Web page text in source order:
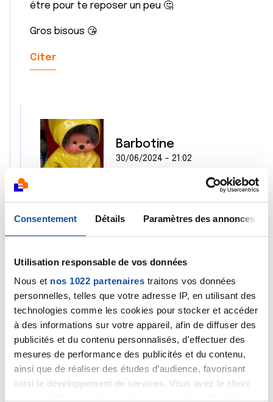
Consentement Détails Paramètres des annonces
Utilisation responsable de vos données
Nous et nos 1022 partenaires traitons vos données
personnelles, telles que votre adresse IP, en utilisant des
technologies comme les cookies pour stocker et accéder
à des informations sur votre appareil, afin de diffuser des
publicités et du contenu personnalisés, d'effectuer des
mesures de performance des publicités et du contenu,
ainsi que de réaliser des études d’audience, favorisant
ainsi le développement de services. Vous avez le choix
être pour te reposer un peu 🤔
Gros bisous 😘
Citer
Barbotine
30/06/2024 - 21:02
Coucou Sandrine,
Mais c'est dingue que tu me parles de la forme
et on a fait des vidéos de nous tous en train de
courrir en portant la flamme olympique et il
fallait la donner au suivant. Chacun devait
choisir un sport et s'habiller sur ce thème en
faisant les gestes correspondant au sport
choisi... bien sûr gestes, attitudde, postures
exagérés... allures ridicules et très drôles... avec
tenues et accessoires très drôles.
Comme nous avons fait ça sur le chemin cotier,
bondé de monde à cause du soleil. Nous avons